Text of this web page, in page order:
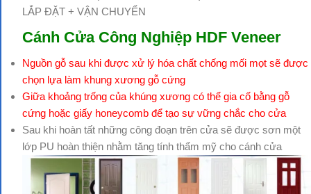
LẮP ĐẶT + VẬN CHUYỂN
Cánh Cửa Công Nghiệp HDF Veneer
Nguồn gỗ sau khi được xử lý hóa chất chống mối mọt sẽ được
chọn lựa làm khung xương gỗ cứng
Giữa khoảng trống của khúng xương có thể gia cố bằng gỗ
cứng hoặc giấy honeycomb để tạo sự vững chắc cho cửa
Sau khi hoàn tất những công đoạn trên cửa sẽ được sơn một
lớp PU hoàn thiện nhằm tăng tính thẩm mỹ cho cánh cửa